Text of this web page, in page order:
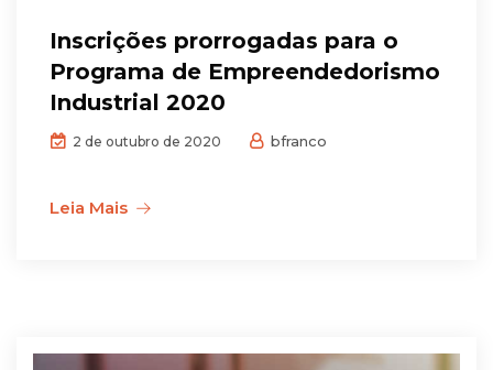
Inscrições prorrogadas para o
Programa de Empreendedorismo
Industrial 2020
2 de outubro de 2020 bfranco
Leia Mais